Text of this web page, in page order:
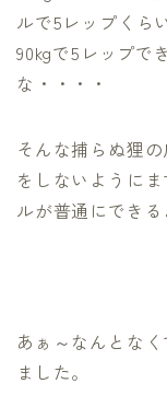
ルで5レップくら
90kgで5レップで
な・・・・
そんな捕らぬ狸
をしないように
ルが普通にできる
あぁ～なんとな
ました。